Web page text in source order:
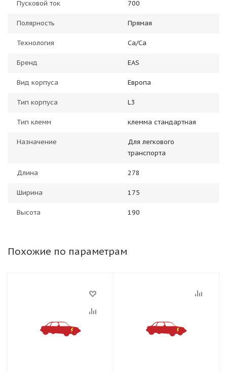
Пусковой ток 700
Полярность Прямая
Технология Ca/Ca
Бренд EAS
Вид корпуса Европа
Тип корпуса L3
Тип клемм клемма стандартная
Назначение
Для легкового
транспорта
Длина 278
Ширина 175
Высота 190
Похожие по параметрам